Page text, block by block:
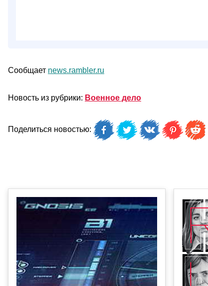
Сообщает news.rambler.ru
Новость из рубрики: Военное дело
Поделиться новостью: